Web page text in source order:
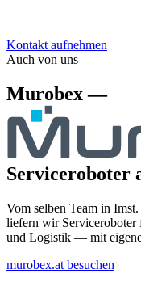
Kontakt aufnehmen
Auch von uns
Murobex —
Serviceroboter
Vom selben Team in
liefern wir
und Logistik — mit
murobex.at besuchen